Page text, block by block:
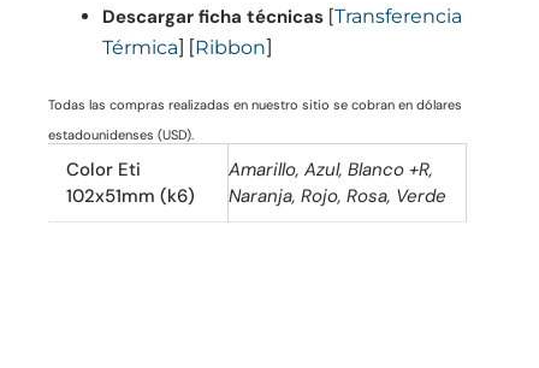
Descargar ficha técnicas [Transferencia
Térmica] [Ribbon]
Todas las compras realizadas en nuestro sitio se cobran en dólares
estadounidenses (USD).
Color Eti
102x51mm (k6)
Amarillo, Azul, Blanco +R,
Naranja, Rojo, Rosa, Verde